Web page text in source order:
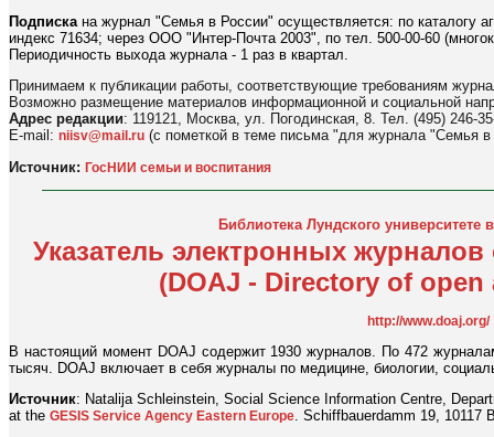
Подпискана журнал "Семья в России" осуществляется: по каталогу
индекс 71634; через ООО "Интер-Почта 2003", по тел. 500-00-60
Периодичность выхода журнала - 1 раз в квартал.
Принимаем к публикации работы, соответствующие требованиям
Возможно размещение материалов информационной и социальной
Адрес редакции: 119121, Москва, ул. Погодинская, 8. Тел. (495) 246-
E-mail: niisv@mail.ru (с пометкой в теме письма "для журнала "Семья в
Источник: ГосНИИ семьи и воспитания
Библиотека Лундского университете
Указатель электронных
(DOAJ - Directory of
http://www.doaj.org/
В настоящий момент DOAJ содержит 1930 журналов. По 472
тысяч. DOAJ включает в себя журналы по медицине, биологии,
Источник: Natalija Schleinstein, Social Science Information Centre,
at the GESIS Service Agency Eastern Europe. Schiffbauerdamm 19, 10117